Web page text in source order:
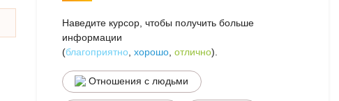
Наведите курсор, чтобы получить больше
информации
(благоприятно хорошо отлично).
Отношения с людьми